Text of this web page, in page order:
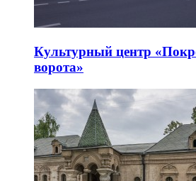
Культурный центр
ворота»